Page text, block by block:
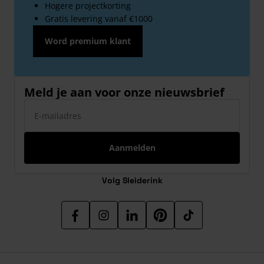
Hogere projectkorting
Gratis levering vanaf €1000
Word premium klant
Meld je aan voor onze nieuwsbrief
Aanmelden
Volg Sleiderink